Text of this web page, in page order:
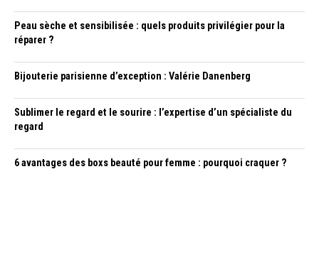
Peau sèche et sensibilisée : quels produits privilégier pour la
réparer ?
Bijouterie parisienne d’exception : Valérie Danenberg
Sublimer le regard et le sourire : l’expertise d’un spécialiste du
regard
6 avantages des boxs beauté pour femme : pourquoi craquer ?